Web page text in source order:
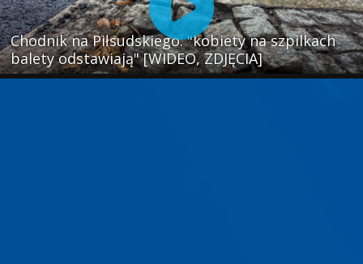
Chodnik na Piłsudskiego: "kobiety na szpilkach
balety odstawiają" [WIDEO, ZDJĘCIA]